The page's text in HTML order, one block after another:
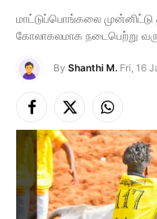
மாட்டுப்பொங்கலை முன்னிட்டு
கோலாகலமாக நடைபெற்று
By Shanthi M. Fri, 16
Facebook
X
(Twitter)
Instagram